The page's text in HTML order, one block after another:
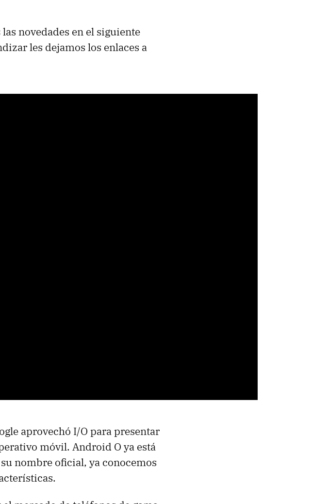
novedades en el siguiente
les dejamos los enlaces a
aprovechó I/O para presentar
móvil. Android O ya está
nombre oficial, ya conocemos